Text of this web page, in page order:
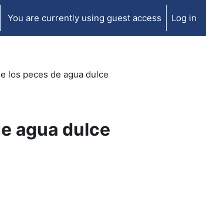
You are currently using guest access Log in
los peces de agua dulce
agua dulce